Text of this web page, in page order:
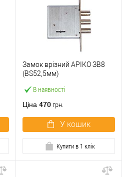
В наявності
Замок врізний АРІКО ЗВ8
(BS52,5мм)
Ціна 470 грн.
У кошик
Купити в 1 клік